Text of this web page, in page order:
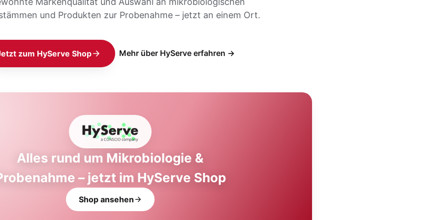
und Produkten zur Probenahme – jetzt an einem Ort.
zum HyServe Shop Mehr über HyServe erfahren →
Alles rund um Mikrobiologie &
– jetzt im HyServe Shop
Shop ansehen